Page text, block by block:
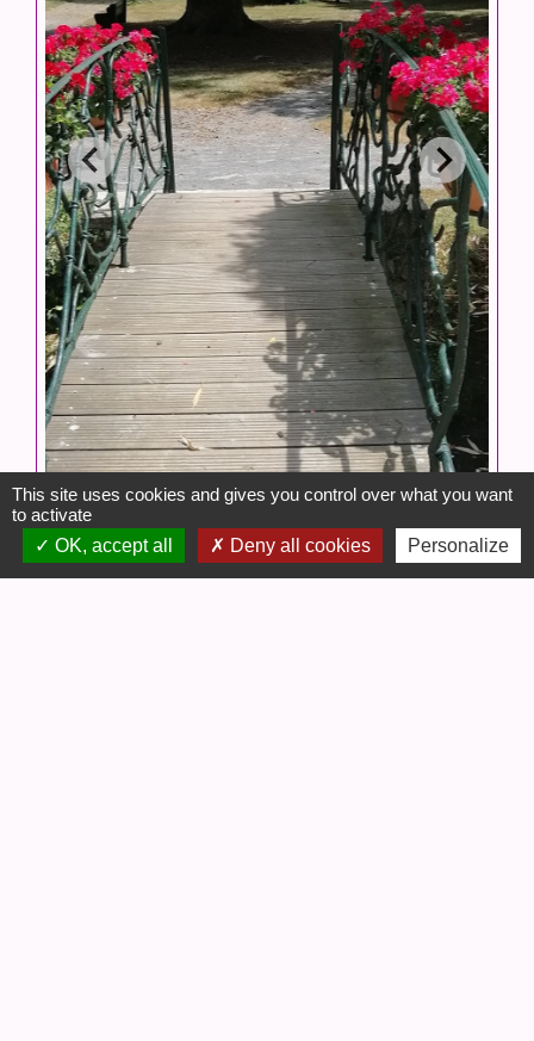
This site uses cookies and gives you control over what you want
to activate
OK, accept all
Deny all cookies Personalize